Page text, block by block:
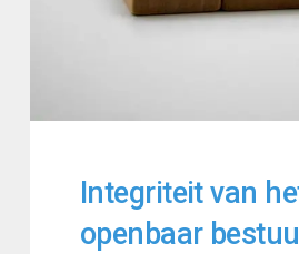
Integriteit van
openbaar